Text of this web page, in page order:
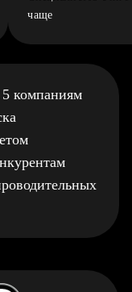
чаще
компаниям